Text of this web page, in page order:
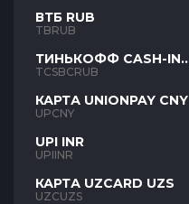
ВТБ RUB
TBRUB
ТИНЬКОФФ CASH-IN
RUB
TCSBCRUB
КАРТА UNIONPAY CNY
UPCNY
UPI INR
UPIINR
КАРТА UZCARD UZS
UZCUZS